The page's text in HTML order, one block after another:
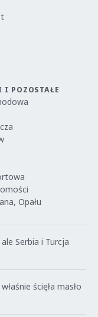
I POZOSTAŁE
Opału
Serbia i Turcja
ścięła masło